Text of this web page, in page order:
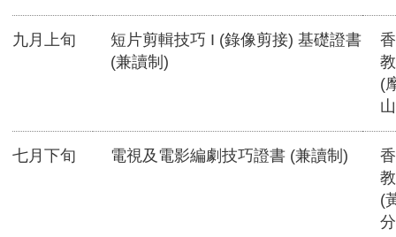
九月上旬
短片剪輯技巧 I (錄像剪接) 基礎證書
(兼讀制)
(
七月下旬 電視及電影編劇技巧證書 (兼讀制)
(